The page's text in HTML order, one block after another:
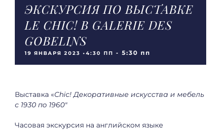
ЭКСКУРСИЯ ПО ВЫСТАВКЕ
LE CHIC! В GALERIE DES
GOBELINS
19 ЯНВАРЯ 2023 •4:30 ПП - 5:30 пп
Выставка «Chic! Декоративные искусства и мебель
с 1930 по 1960″
Часовая экскурсия на английском языке